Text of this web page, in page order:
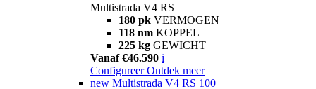
Multistrada V4 RS
180 pk VERMOGEN
118 nm KOPPEL
225 kg GEWICHT
Vanaf €46.590 i
Configureer Ontdek meer
new Multistrada V4 RS 100